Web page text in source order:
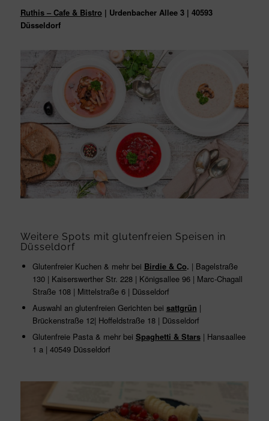
Ruthis – Cafe & Bistro| Urdenbacher Allee 3 | 40593
Düsseldorf
Weitere Spots mit glutenfreien Speisen in
Düsseldorf
Glutenfreier Kuchen & mehr bei Birdie & Co. | Bagelstraße
130 | Kaiserswerther Str. 228 | Königsallee 96 | Marc-Chagall
Straße 108 | Mittelstraße 6 | Düsseldorf
Auswahl an glutenfreien Gerichten bei sattgrün |
Brückenstraße 12| Hoffeldstraße 18 | Düsseldorf
Glutenfreie Pasta & mehr bei Spaghetti & Stars| Hansaallee
1 a | 40549 Düsseldorf